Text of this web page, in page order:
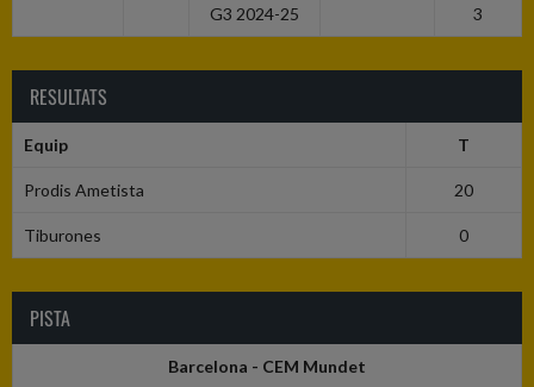
G3 2024-25
3
RESULTATS
Equip T
Prodis Ametista 20
Tiburones 0
PISTA
Barcelona - CEM Mundet